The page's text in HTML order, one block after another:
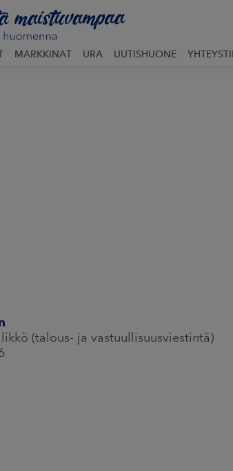
MARKKINAT URA UUTISHUONE
(talous- ja vastuullisuusviestintä)